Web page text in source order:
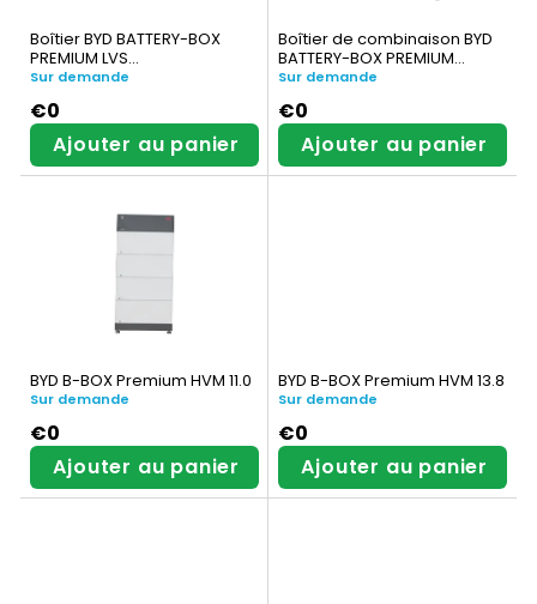
o
d
u
e
d
e
s
u
t
s
Boîtier BYD BATTERY-BOX
PREMIUM LVS
(Base+Couvercle)
Sur demande
€0
Ajouter au panier
Boîtier de combinaison BYD
BATTERY-BOX PREMIUM
HVS/HVM
Sur demande
€0
Ajouter au panier
BYD B-BOX Premium HVM 11.0
Sur demande
€0
Ajouter au panier
BYD B-BOX Premium HVM 13.8
Sur demande
€0
Ajouter au panier